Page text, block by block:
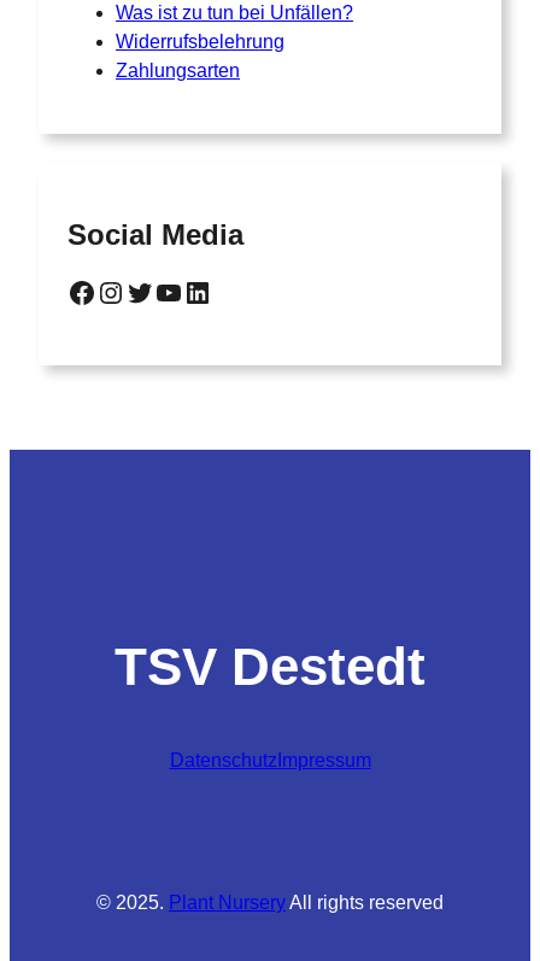
Was ist zu tun bei Unfällen?
Widerrufsbelehrung
Zahlungsarten
Social Media
Facebook Instagram Twitter YouTube LinkedIn
TSV Destedt
Datenschutz Impressum
© 2025. Plant NurseryAll rights reserved